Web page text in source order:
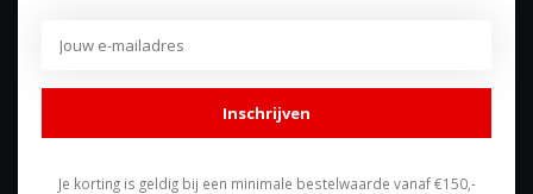
shop@racing-products.com
Inschrijven
Je korting is geldig bij een minimale bestelwaarde vanaf €150,-